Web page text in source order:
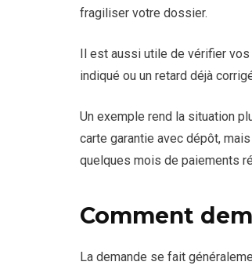
fragiliser votre dossier.
Il est aussi utile de vérifier
indiqué ou un retard déjà
Un exemple rend la situation
carte garantie avec dépôt,
quelques mois de paiements
Comment
La demande se fait